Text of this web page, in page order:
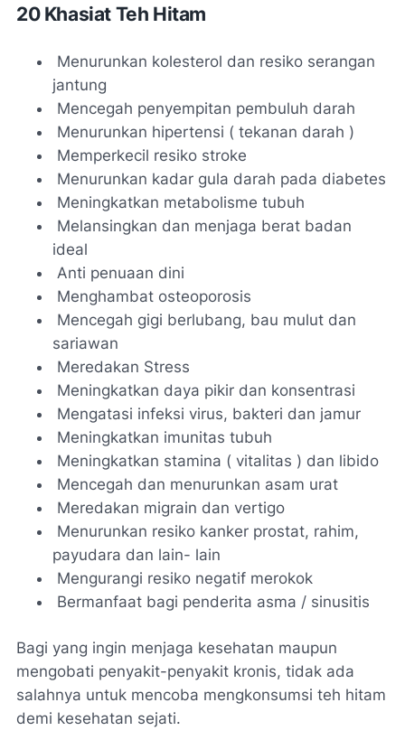
20 Khasiat Teh Hitam
Menurunkan kolesterol dan resiko serangan
jantung
Mencegah penyempitan pembuluh darah
Menurunkan hipertensi ( tekanan darah )
Memperkecil resiko stroke
Menurunkan kadar gula darah pada diabetes
Meningkatkan metabolisme tubuh
Melansingkan dan menjaga berat badan
ideal
Anti penuaan dini
Menghambat osteoporosis
Mencegah gigi berlubang, bau mulut dan
sariawan
Meredakan Stress
Meningkatkan daya pikir dan konsentrasi
Mengatasi infeksi virus, bakteri dan jamur
Meningkatkan imunitas tubuh
Meningkatkan stamina ( vitalitas ) dan libido
Mencegah dan menurunkan asam urat
Meredakan migrain dan vertigo
Menurunkan resiko kanker prostat, rahim,
payudara dan lain- lain
Mengurangi resiko negatif merokok
Bermanfaat bagi penderita asma / sinusitis
Bagi yang ingin menjaga kesehatan maupun
mengobati penyakit-penyakit kronis, tidak ada
salahnya untuk mencoba mengkonsumsi teh hitam
demi kesehatan sejati.